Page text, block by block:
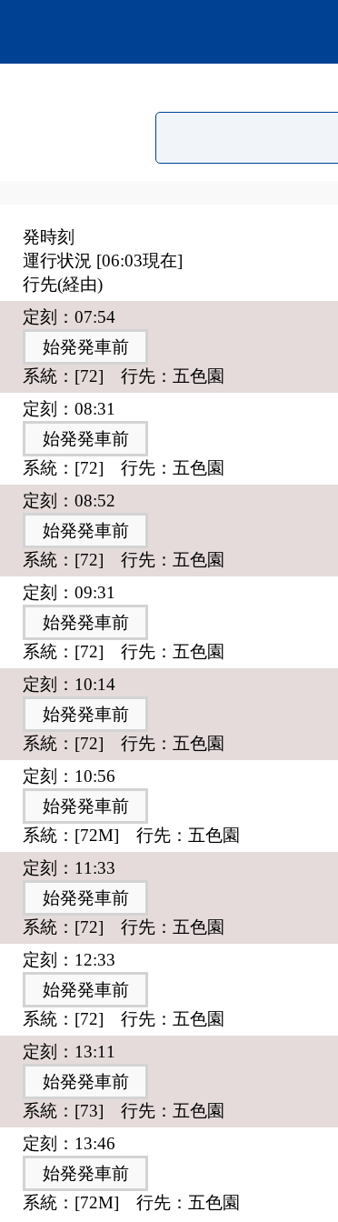
発時刻
運行状況 [06:03現在]
行先(経由)
定刻：07:54
始発発車前
系統：[72] 行先：五色園
定刻：08:31
始発発車前
系統：[72] 行先：五色園
定刻：08:52
始発発車前
系統：[72] 行先：五色園
定刻：09:31
始発発車前
系統：[72] 行先：五色園
定刻：10:14
始発発車前
系統：[72] 行先：五色園
定刻：10:56
始発発車前
系統：[72M] 行先：五色園
定刻：11:33
始発発車前
系統：[72] 行先：五色園
定刻：12:33
始発発車前
系統：[72] 行先：五色園
定刻：13:11
始発発車前
系統：[73] 行先：五色園
定刻：13:46
始発発車前
系統：[72M] 行先：五色園